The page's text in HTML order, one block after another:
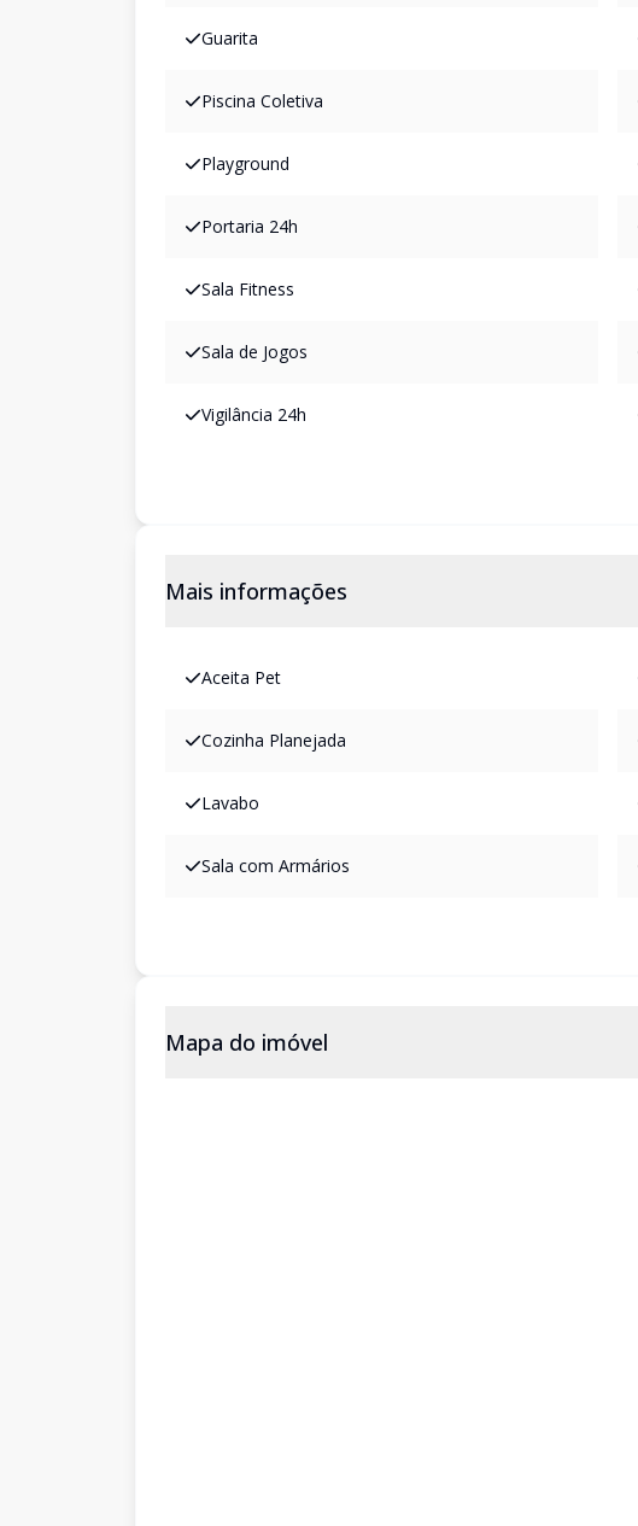
Guarita
Piscina Coletiva
Playground
Portaria 24h
Sala Fitness
Sala de Jogos
Vigilância 24h
Mais informações
Aceita Pet
Cozinha Planejada
Lavabo
Sala com Armários
Mapa do imóvel